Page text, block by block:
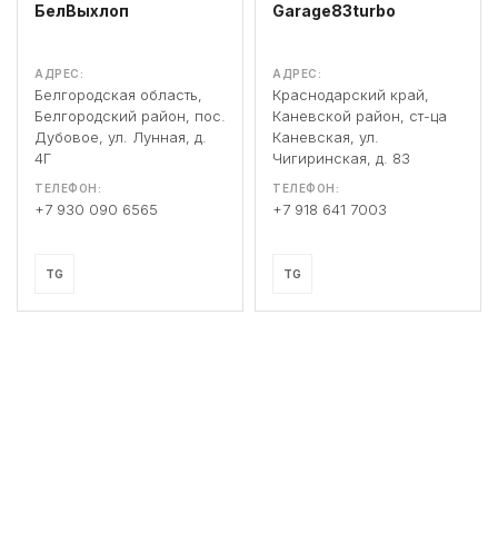
БелВыхлоп
АДРЕС:
Белгородская область,
Белгородский район, пос.
Дубовое, ул. Лунная, д.
4Г
ТЕЛЕФОН:
+7 930 090 6565
TG
Garage83turbo
АДРЕС:
Краснодарский край,
Каневской район, ст-ца
Каневская, ул.
Чигиринская, д. 83
ТЕЛЕФОН:
+7 918 641 7003
TG